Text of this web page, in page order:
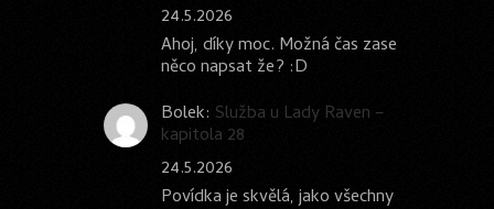
24.5.2026
Ahoj, díky moc. Možná čas zase
něco napsat že? :D
Bolek: Služba u Lady Raven –
kapitola 28
24.5.2026
Povídka je skvělá, jako všechny